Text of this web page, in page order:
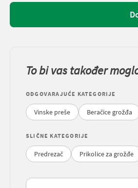
To bi vas također
ODGOVARAJUĆE KATEGORIJE
Vinske preše Beračice grožđa
SLIČNE KATEGORIJE
Predrezač Prikolice za grožđe